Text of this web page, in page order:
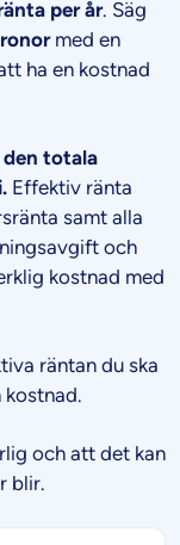
per år. Säg
med en
ha en kostnad
den totala
Effektiv ränta
samt alla
och
kostnad med
räntan du ska
och att det kan
blir.